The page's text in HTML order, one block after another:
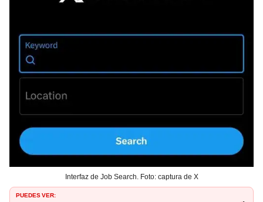
Interfaz de Job Search. Foto: captura de X
PUEDES VER: